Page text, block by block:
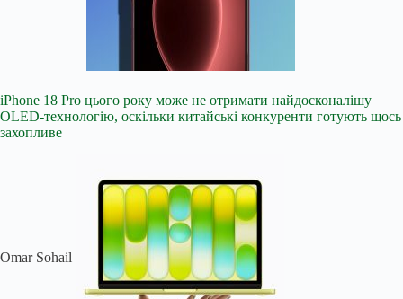
iPhone 18 Pro цього року може не отримати найдосконалішу
OLED-технологію, оскільки китайські конкуренти готують щось
захопливе
Omar Sohail